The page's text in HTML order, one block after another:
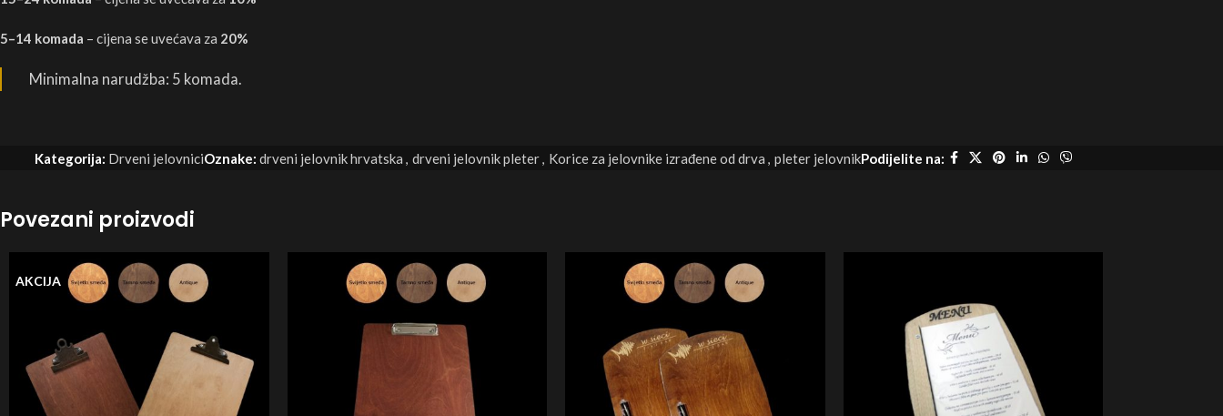
5–14 komada – cijena se uvećava za 20%
Minimalna narudžba: 5 komada.
Kategorija: Drveni jelovniciOznake: drveni jelovnik hrvatska drveni jelovnik pleter Korice za jelovnike izrađene od drva pleter jelovnikPodijelite na:
Povezani proizvodi
AKCIJA